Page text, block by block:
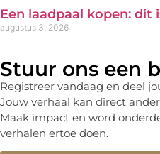
Een laadpaal kopen:
augustus 3, 2026
Stuur ons een
Registreer vandaag en deel
Jouw verhaal kan direct
Maak impact en word
verhalen ertoe doen.